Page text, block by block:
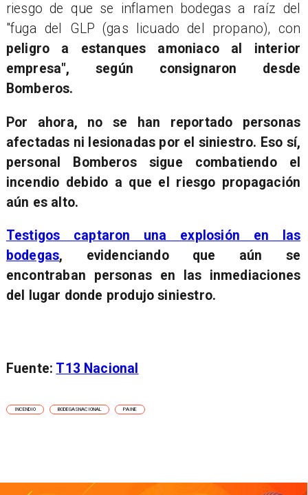
riesgo de que se inflamen bodegas a raíz del
"fuga del GLP (gas licuado del propano), con
peligro a estanques amoniaco al interior
empresa", según consignaron desde
Bomberos.
Por ahora, no se han reportado personas
afectadas ni lesionadas por el siniestro. Eso sí,
personal Bomberos sigue combatiendo el
incendio debido a que el riesgo propagación
aún es alto.
Testigos captaron una explosión en las
bodegas, evidenciando que aún se
encontraban personas en las inmediaciones
del lugar donde produjo siniestro.
Fuente: T13 Nacional
INCENDIO BODEGASNACIONAL PAINE